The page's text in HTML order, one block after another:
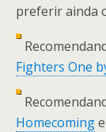
preferir ainda
Fighters One
Homecominge